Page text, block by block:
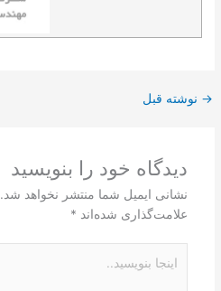
→ نوشته قبل
دیدگاه‌ خود را بنویسید
نشانی ایمیل شما منتشر نخواهد شد.
علامت‌گذاری شده‌اند *
بنویسید..